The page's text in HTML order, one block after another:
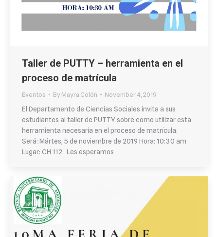
Taller de PUTTY – herramienta en el
proceso de matrícula
Eventos ByMayra Colón
November 4, 2019
El Departamento de Ciencias Sociales invita a sus
estudiantes al taller de PUTTY sobre como utilizar esta
herramienta necesaria en el proceso de matrícula.
Será: Mártes, 5 de noviembre de 2019 Hora: 10:30 am
Lugar: CH 112 Les esperamos